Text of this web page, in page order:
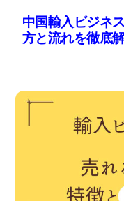
中国輸入ビジネ
方と流れを徹底